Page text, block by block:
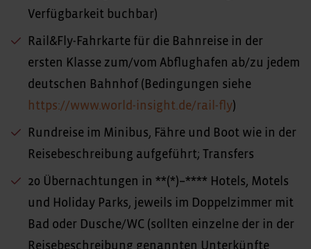
Verfügbarkeit buchbar)
Rail&Fly-Fahrkarte für die Bahnreise in der
ersten Klasse zum/vom Abflughafen ab/zu jedem
deutschen Bahnhof (Bedingungen siehe
https://www.world-insight.de/rail-fly)
Rundreise im Minibus, Fähre und Boot wie in der
Reisebeschreibung aufgeführt; Transfers
20 Übernachtungen in **(*)–**** Hotels, Motels
und Holiday Parks, jeweils im Doppelzimmer mit
Bad oder Dusche/WC (sollten einzelne der in der
Reisebeschreibung genannten Unterkünfte